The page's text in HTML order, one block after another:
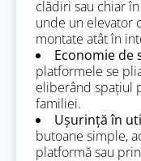
clădiri sau chiar
unde un elevator
montate atât în
Economie de
platformele se
eliberând spațiul
familiei.
Ușurință în
butoane simple,
platformă sau